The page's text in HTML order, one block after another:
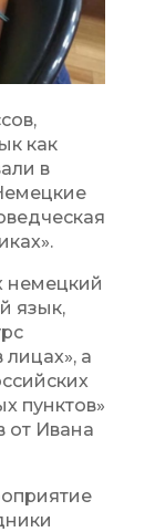
как
в
немецкий
язык,
а
пунктов»
от Ивана